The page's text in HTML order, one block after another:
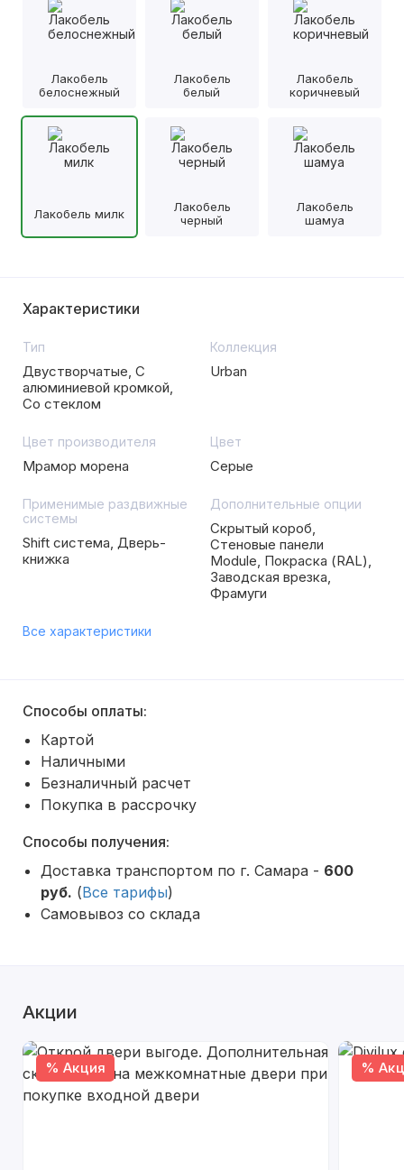
Лакобель
белоснежный
Лакобель
белый
Лакобель
коричневый
Лакобель милк
Лакобель
черный
Лакобель
шамуа
Характеристики
Тип
Двустворчатые, С
алюминиевой кромкой,
Со стеклом
Коллекция
Urban
Цвет производителя
Мрамор морена
Цвет
Серые
Применимые раздвижные
системы
Shift система, Дверь-
книжка
Дополнительные опции
Скрытый короб,
Стеновые панели
Module, Покраска (RAL),
Заводская врезка,
Фрамуги
Все характеристики
Способы оплаты:
Картой
Наличными
Безналичный расчет
Покупка в рассрочку
Способы получения:
Доставка транспортом по г. Самара - 600
руб. (Все тарифы)
Самовывоз со склада
Акции
% Акция %